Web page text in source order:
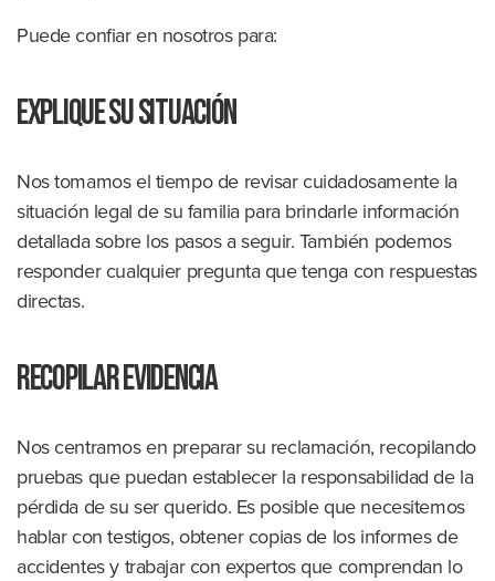
Puede confiar en nosotros para:
Explique su situación
Nos tomamos el tiempo de revisar cuidadosamente la
situación legal de su familia para brindarle información
detallada sobre los pasos a seguir. También podemos
responder cualquier pregunta que tenga con respuestas
directas.
Recopilar evidencia
Nos centramos en preparar su reclamación, recopilando
pruebas que puedan establecer la responsabilidad de la
pérdida de su ser querido. Es posible que necesitemos
hablar con testigos, obtener copias de los informes de
accidentes y trabajar con expertos que comprendan lo